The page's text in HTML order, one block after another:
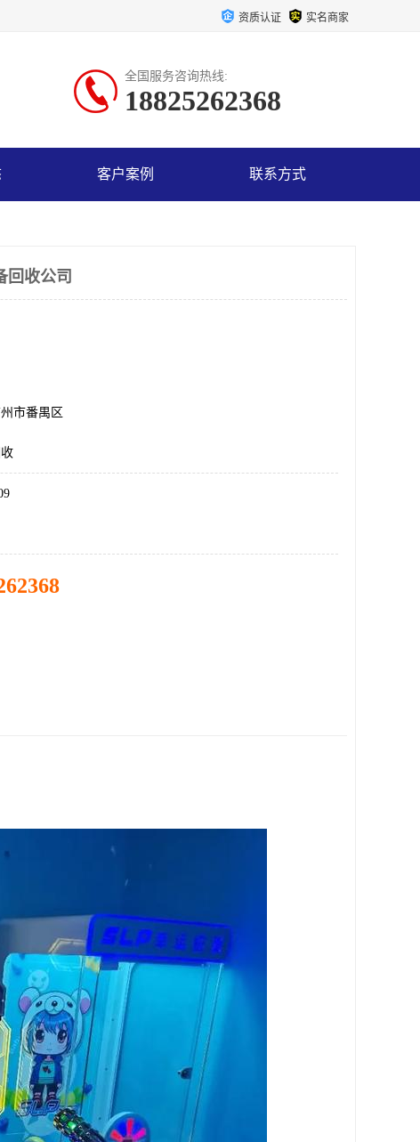
资质认证 实名商家
全国服务咨询热线:
18825262368
客户案例 联系方式
回收公司
市番禺区